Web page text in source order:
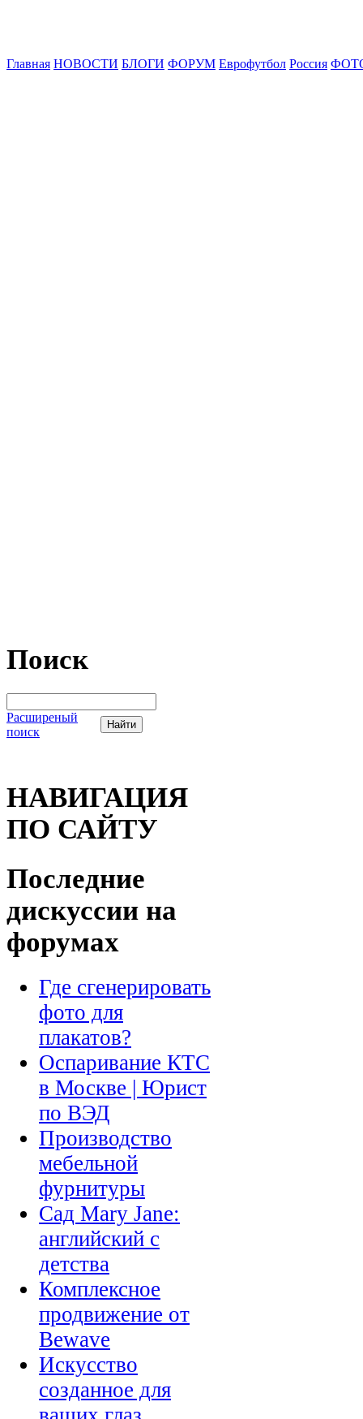
Главная НОВОСТИ БЛОГИ ФОРУМ Еврофутбол Россия
Поиск
Расширеный
поиск
НАВИГАЦИЯ
ПО САЙТУ
Последние
дискуссии на
форумах
Где сгенерировать
фото для
плакатов?
Оспаривание КТС
в Москве | Юрист
по ВЭД
Производство
мебельной
фурнитуры
Сад Mary Jane:
английский с
детства
Комплексное
продвижение от
Bewave
Искусство
созданное для